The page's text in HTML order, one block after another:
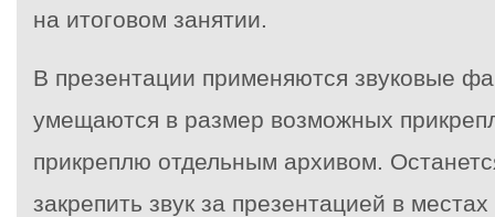
на итоговом занятии.
В презентации применяются звуковые
умещаются в размер возможных
прикреплю отдельным архивом.
закрепить звук за презентацией в